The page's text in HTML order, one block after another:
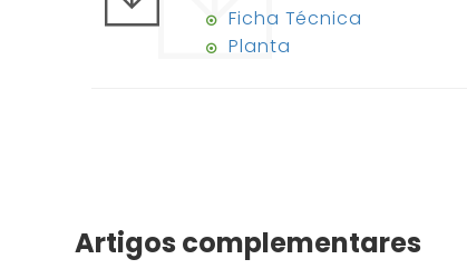
Ficha Técnica
Planta
Artigos complementares